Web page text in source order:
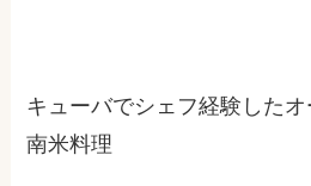
キューバでシェフ経験した
南米料理